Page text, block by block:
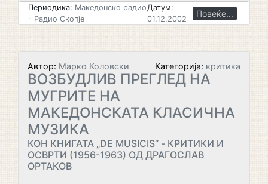
Периодика: Македонско радио
- Радио Скопје
Датум:
01.12.2002
Повеќе...
Автор: Марко Коловски Категорија: критика
ВОЗБУДЛИВ ПРЕГЛЕД НА
МУГРИТЕ НА
МАКЕДОНСКАТА КЛАСИЧНА
МУЗИКА
КОН КНИГАТА „DE MUSICIS“ - КРИТИКИ И
ОСВРТИ (1956-1963) ОД ДРАГОСЛАВ
ОРТАКОВ